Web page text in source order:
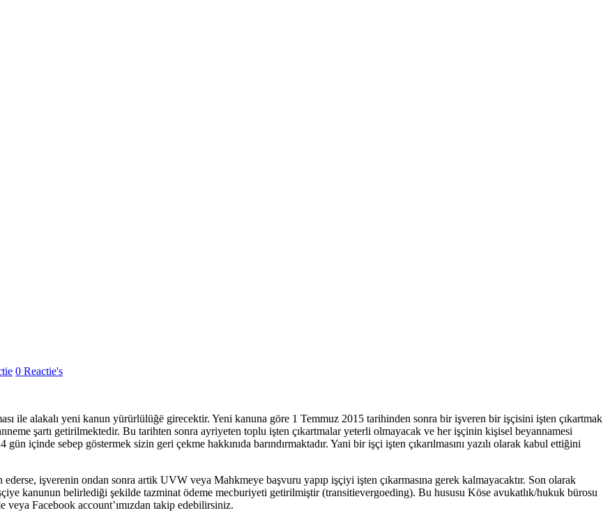
0 Reactie's
ile alakalı yeni kanun yürürlülüğë girecektir. Yeni kanuna göre 1 Temmuz 2015 tarihinden sonra bir işveren bir işçisini işten çıkartmak
şartı getirilmektedir. Bu tarihten sonra ayriyeten toplu işten çıkartmalar yeterli olmayacak ve her işçinin kişisel beyannamesi
içinde sebep göstermek sizin geri çekme hakkınıda barındırmaktadır. Yani bir işçi işten çıkarılmasını yazılı olarak kabul ettiğini
ederse, işverenin ondan sonra artik UVW veya Mahkmeye başvuru yapıp işçiyi işten çıkarmasına gerek kalmayacaktır. Son olarak
kanunun belirlediği şekilde tazminat ödeme mecburiyeti getirilmiştir (transitievergoeding). Bu hususu Köse avukatlık/hukuk bürosu
veya Facebook account’ımızdan takip edebilirsiniz.